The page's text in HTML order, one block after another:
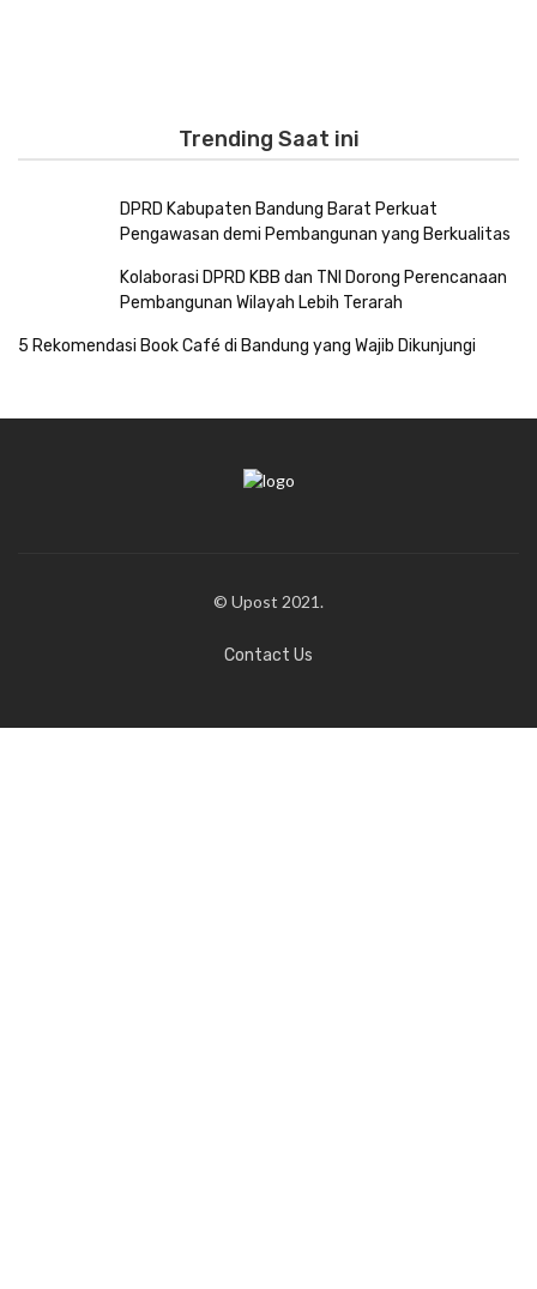
Trending Saat ini
DPRD Kabupaten Bandung Barat Perkuat
Pengawasan demi Pembangunan yang Berkualitas
Kolaborasi DPRD KBB dan TNI Dorong Perencanaan
Pembangunan Wilayah Lebih Terarah
5 Rekomendasi Book Café di Bandung yang Wajib Dikunjungi
© Upost 2021.
Contact Us